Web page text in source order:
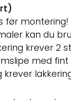
montering!
kan du
krever 2
med
krever